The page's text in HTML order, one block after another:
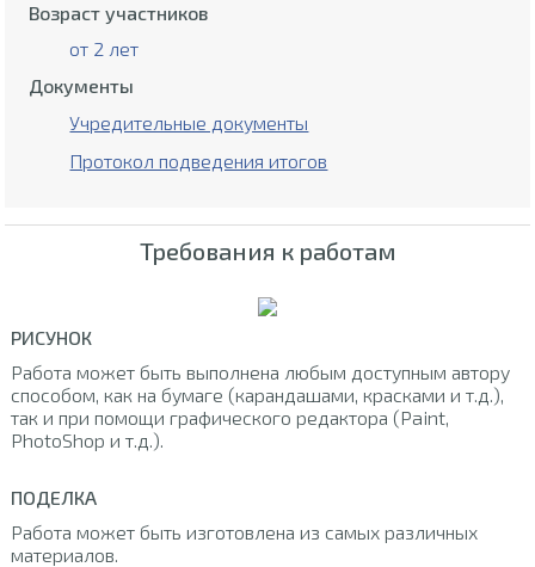
Возраст участников
от 2 лет
Документы
Учредительные документы
Протокол подведения итогов
Требования к работам
РИСУНОК
Работа может быть выполнена любым доступным автору
способом, как на бумаге (карандашами, красками и т.д.),
так и при помощи графического редактора (Paint,
PhotoShop и т.д.).
ПОДЕЛКА
Работа может быть изготовлена из самых различных
материалов.